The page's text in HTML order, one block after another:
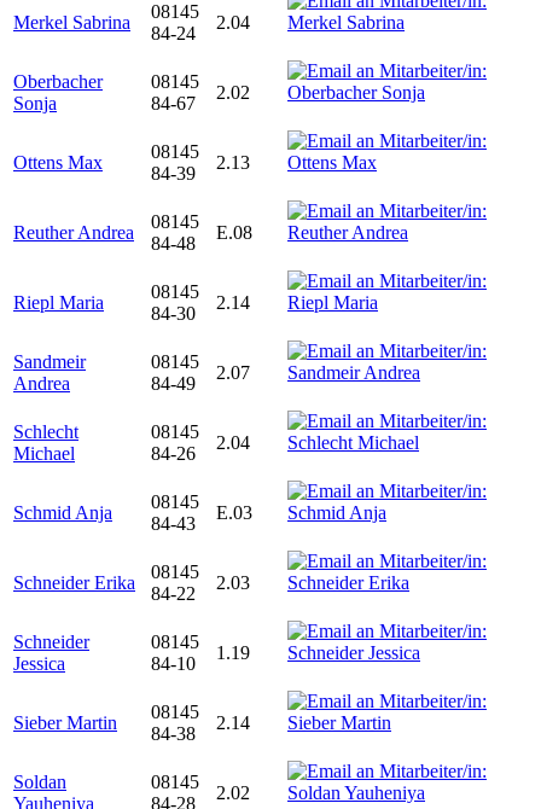
Merkel Sabrina
08145
84-24
2.04
Oberbacher
Sonja
08145
84-67
2.02
Ottens Max
08145
84-39
2.13
Reuther Andrea
08145
84-48
E.08
Riepl Maria
08145
84-30
2.14
Sandmeir
Andrea
08145
84-49
2.07
Schlecht
Michael
08145
84-26
2.04
Schmid Anja
08145
84-43
E.03
Schneider Erika
08145
84-22
2.03
Schneider
Jessica
08145
84-10
1.19
Sieber Martin
08145
84-38
2.14
Soldan
Yauheniya
08145
84-28
2.02